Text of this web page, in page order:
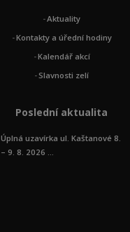
Aktuality
Kontakty a úřední hodiny
Kalendář akcí
Slavnosti zelí
Poslední aktualita
Úplná uzavírka ul. Kaštanové 8.
– 9. 8. 2026 ...